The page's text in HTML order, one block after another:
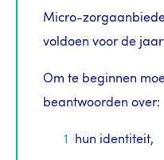
Micro-
voldoen voor de
Om te beginnen
beantwoorden over:
hun identiteit,